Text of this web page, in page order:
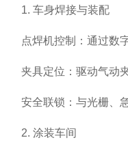
1. 车身焊接与装配
点焊机控制：通过数
夹具定位：驱动气动
安全联锁：与光栅、
2. 涂装车间